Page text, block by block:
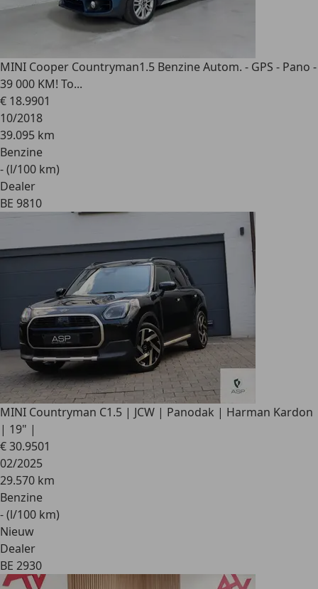
MINI Cooper Countryman1.5 Benzine Autom. - GPS - Pano -
39 000 KM! To...
€ 18.9901
10/2018
39.095 km
Benzine
- (l/100 km)
Dealer
BE 9810
MINI Countryman C1.5 | JCW | Panodak | Harman Kardon
| 19" |
€ 30.9501
02/2025
29.570 km
Benzine
- (l/100 km)
Nieuw
Dealer
BE 2930